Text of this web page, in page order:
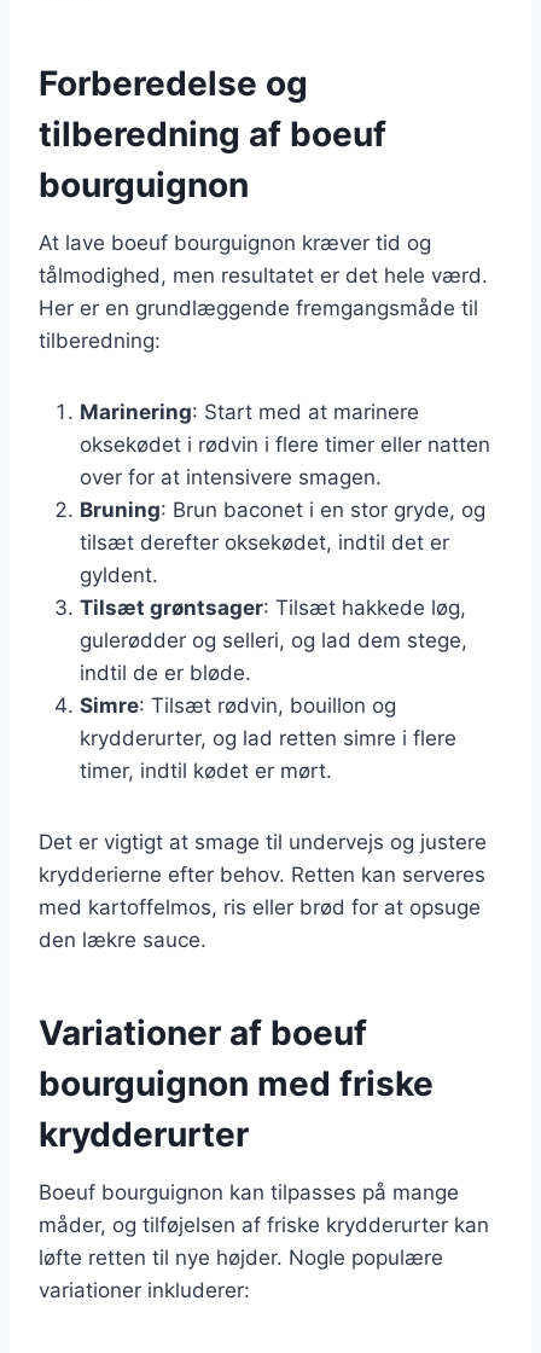
Forberedelse og
tilberedning af boeuf
bourguignon
At lave boeuf bourguignon kræver tid og
tålmodighed, men resultatet er det hele værd.
Her er en grundlæggende fremgangsmåde til
tilberedning:
Marinering: Start med at marinere
oksekødet i rødvin i flere timer eller natten
over for at intensivere smagen.
Bruning: Brun baconet i en stor gryde, og
tilsæt derefter oksekødet, indtil det er
gyldent.
Tilsæt grøntsager: Tilsæt hakkede løg,
gulerødder og selleri, og lad dem stege,
indtil de er bløde.
Simre: Tilsæt rødvin, bouillon og
krydderurter, og lad retten simre i flere
timer, indtil kødet er mørt.
Det er vigtigt at smage til undervejs og justere
krydderierne efter behov. Retten kan serveres
med kartoffelmos, ris eller brød for at opsuge
den lækre sauce.
Variationer af boeuf
bourguignon med friske
krydderurter
Boeuf bourguignon kan tilpasses på mange
måder, og tilføjelsen af friske krydderurter kan
løfte retten til nye højder. Nogle populære
variationer inkluderer: